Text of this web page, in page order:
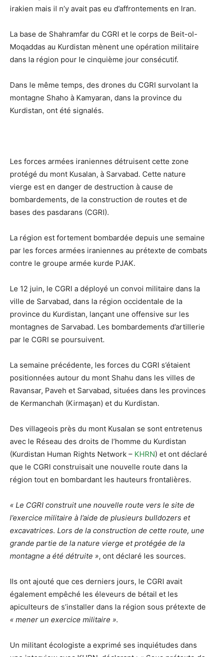
irakien mais il n’y avait pas eu d’affrontements en Iran.
La base de Shahramfar du CGRI et le corps de Beit-ol-
Moqaddas au Kurdistan mènent une opération militaire
dans la région pour le cinquième jour consécutif.
Dans le même temps, des drones du CGRI survolant la
montagne Shaho à Kamyaran, dans la province du
Kurdistan, ont été signalés.
Les forces armées iraniennes détruisent cette zone
protégé du mont Kusalan, à Sarvabad. Cette nature
vierge est en danger de destruction à cause de
bombardements, de la construction de routes et de
bases des pasdarans (CGRI).
La région est fortement bombardée depuis une semaine
par les forces armées iraniennes au prétexte de combats
contre le groupe armée kurde PJAK.
Le 12 juin, le CGRI a déployé un convoi militaire dans la
ville de Sarvabad, dans la région occidentale de la
province du Kurdistan, lançant une offensive sur les
montagnes de Sarvabad. Les bombardements d’artillerie
par le CGRI se poursuivent.
La semaine précédente, les forces du CGRI s’étaient
positionnées autour du mont Shahu dans les villes de
Ravansar, Paveh et Sarvabad, situées dans les provinces
de Kermanchah (Kirmaşan) et du Kurdistan.
Des villageois près du mont Kusalan se sont entretenus
avec le Réseau des droits de l’homme du Kurdistan
(Kurdistan Human Rights Network – KHRN) et ont déclaré
que le CGRI construisait une nouvelle route dans la
région tout en bombardant les hauteurs frontalières.
« Le CGRI construit une nouvelle route vers le site de
l’exercice militaire à l’aide de plusieurs bulldozers et
excavatrices. Lors de la construction de cette route, une
grande partie de la nature vierge et protégée de la
montagne a été détruite », ont déclaré les sources.
Ils ont ajouté que ces derniers jours, le CGRI avait
également empêché les éleveurs de bétail et les
apiculteurs de s’installer dans la région sous prétexte de
« mener un exercice militaire ».
Un militant écologiste a exprimé ses inquiétudes dans